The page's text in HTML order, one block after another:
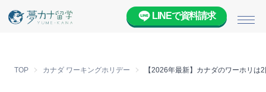
メ
LINEで資料請求
TOP カナダ ワーキングホリデー 【2026年最新】カナダのワーホリ